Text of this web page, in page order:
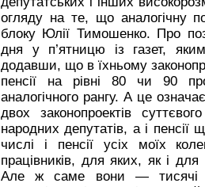
огляду на те, що аналогічну
блоку Юлії Тимошенко. Про
дня у п’ятницю із газет,
додавши, що в їхньому
пенсії на рівні 80 чи 90
аналогічного рангу. А це
двох законопроектів
народних депутатів, а і
числі і пенсії усіх моїх
працівників, для яких, як і
Але ж саме вони — тисячі